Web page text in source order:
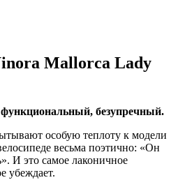
Mallorca Lady
безупречный.
особую теплоту к модели
весьма поэтично: «Он
И это самое лаконичное
убеждает.